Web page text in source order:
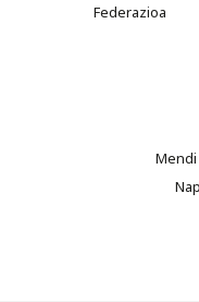
Federazioa
Mendi